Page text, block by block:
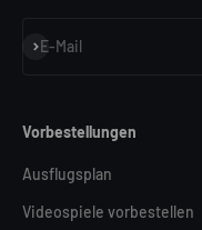
E-Mail
Abonnieren
Vorbestellungen
Ausflugsplan
Videospiele vorbestellen